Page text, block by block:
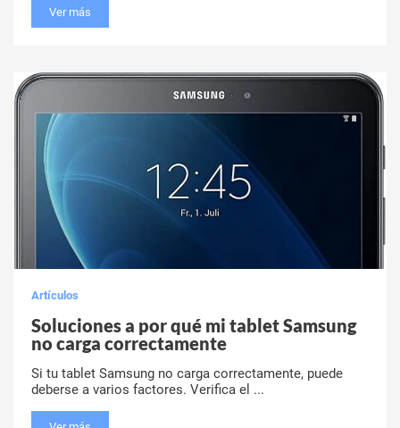
Ver más
Artículos
Soluciones a por qué mi tablet Samsung
no carga correctamente
Si tu tablet Samsung no carga correctamente, puede
deberse a varios factores. Verifica el ...